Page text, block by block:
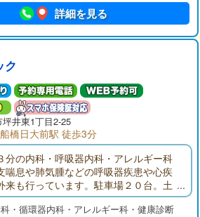
詳細を見る
ク
坪井東1丁目2-25
橋日大前駅 徒歩3分
分の内科・呼吸器内科・アレルギー科
喘息や肺気腫などの呼吸器疾患や心疾
来も行っています。駐車場２０台。土
・循環器内科・アレルギー科・健康診断